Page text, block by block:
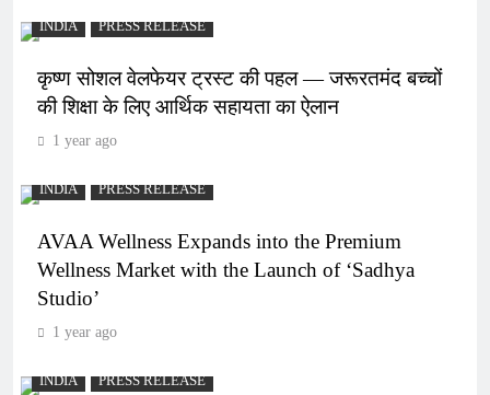
INDIA PRESS RELEASE
कृष्ण सोशल वेलफेयर ट्रस्ट की पहल — जरूरतमंद बच्चों
की शिक्षा के लिए आर्थिक सहायता का ऐलान
1 year ago
INDIA PRESS RELEASE
AVAA Wellness Expands into the Premium
Wellness Market with the Launch of ‘Sadhya
Studio’
1 year ago
INDIA PRESS RELEASE